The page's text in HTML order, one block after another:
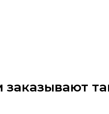
заказывают